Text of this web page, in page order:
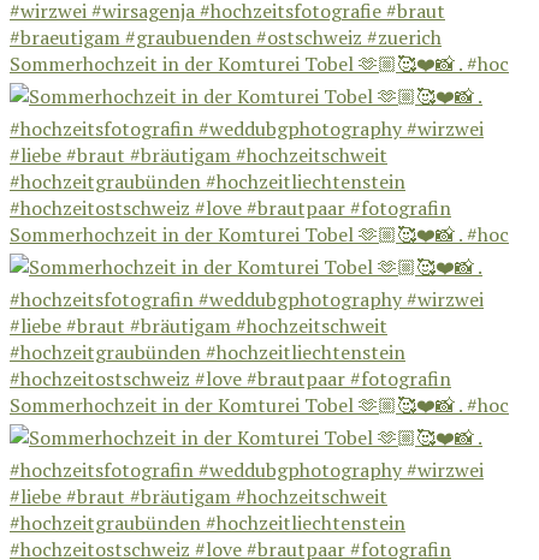
Sommerhochzeit in der Komturei Tobel 🫶🏼🥰❤️📸 . #hoc
Sommerhochzeit in der Komturei Tobel 🫶🏼🥰❤️📸 . #hoc
Sommerhochzeit in der Komturei Tobel 🫶🏼🥰❤️📸 . #hoc